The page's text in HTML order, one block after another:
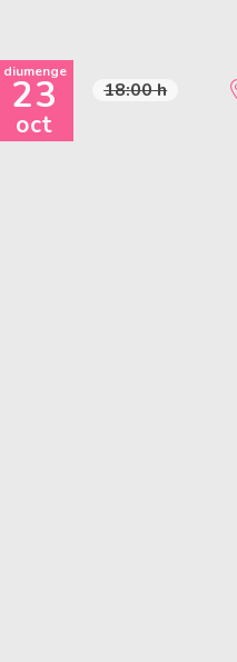
diumenge
23
oct
18:00 h